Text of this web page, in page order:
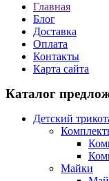
Главная
Блог
Доставка
Оплата
Контакты
Карта сайта
Каталог
Детский
Майки